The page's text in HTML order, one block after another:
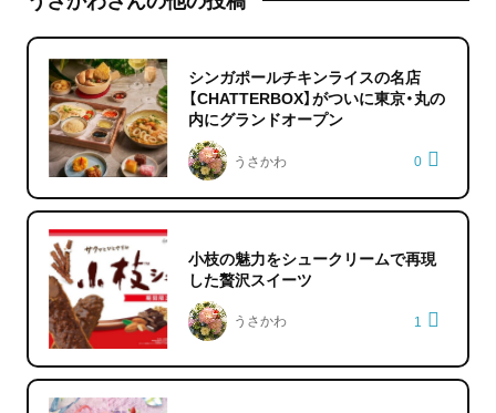
シンガポールチキンライスの名店
【CHATTERBOX】がついに東京・丸の
内にグランドオープン
うさかわ 0
小枝の魅力をシュークリームで再現
した贅沢スイーツ
うさかわ 1